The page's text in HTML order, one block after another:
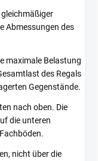
Abmessungen des
maximale Belastung
des Regals
Gegenstände.
nach oben. Die
die unteren
nicht über die